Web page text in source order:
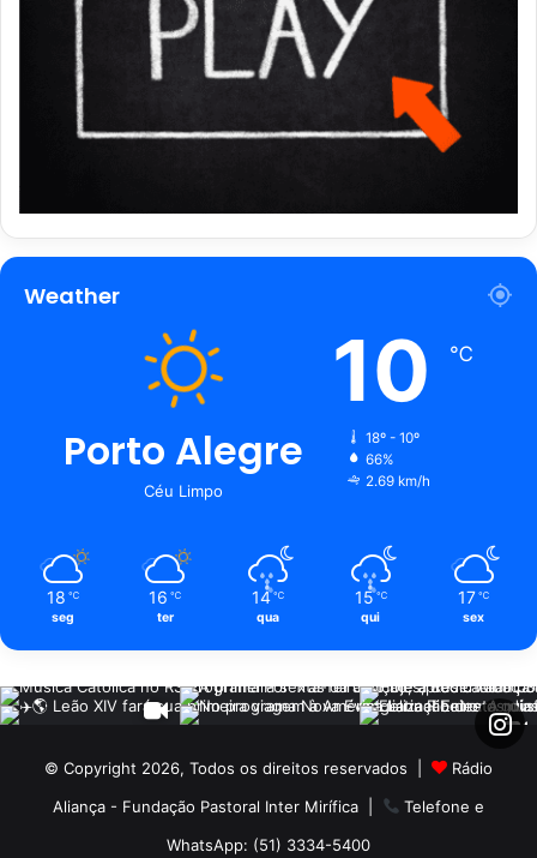
Weather
Porto Alegre
Céu Limpo
10 ℃
18º - 10º
66%
2.69 km/h
18 ℃
seg
16 ℃
ter
14 ℃
qua
15 ℃
qui
17 ℃
sex
© Copyright 2026, Todos os direitos reservados |
Rádio
Aliança - Fundação Pastoral Inter Mirífica|
Telefone e
WhatsApp: (51) 3334-5400